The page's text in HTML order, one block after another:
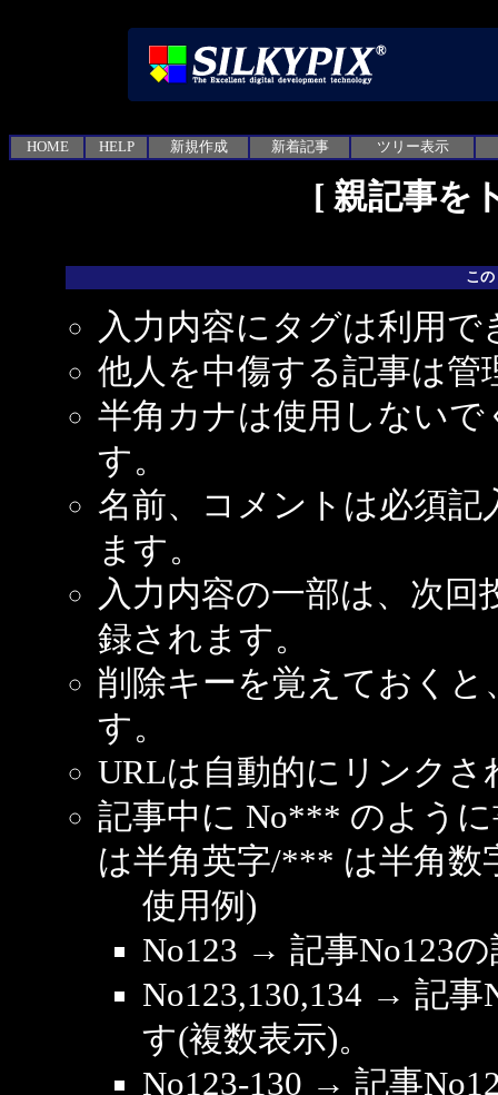
HOME HELP 新規作成 新着記事 ツリー表示
[ 親記事を
こ
入力内容にタグは利用で
他人を中傷する記事は管
半角カナは使用しない
す。
名前、コメントは必須
ます。
入力内容の一部は、次
録されます。
削除キーを覚えておく
す。
URLは自動的にリンクさ
記事中に No*** のよう
は半角英字/*** は半角数
使用例)
No123 → 記事No123
No123,130,134 → 記
す(複数表示)。
No123-130 → 記事